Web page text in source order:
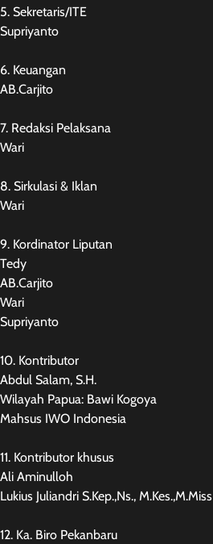
5. Sekretaris/ITE
Supriyanto
6. Keuangan
AB.Carjito
7. Redaksi Pelaksana
Wari
8. Sirkulasi & Iklan
Wari
9. Kordinator Liputan
Tedy
AB.Carjito
Wari
Supriyanto
10. Kontributor
Abdul Salam, S.H.
Wilayah Papua: Bawi Kogoya
Mahsus IWO Indonesia
11. Kontributor khusus
Ali Aminulloh
Lukius Juliandri S.Kep.,Ns., M.Kes.,M.Miss
12. Ka. Biro Pekanbaru